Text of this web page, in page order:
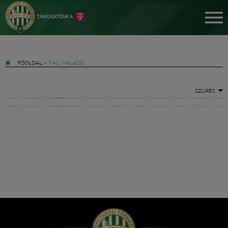
FŐOLDAL » TAG: HALADÓ
SZŰRÉS
Hírek